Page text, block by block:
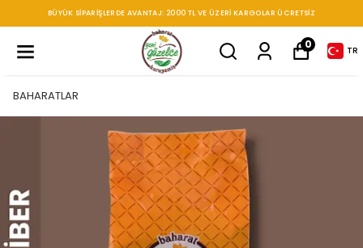
BÜYÜK SIPARIŞLERDE AVANTAJ: 2000 TL VE ÜZERI KARGOLAR ÜCRETSIZ
0 TR
BAHARATLAR